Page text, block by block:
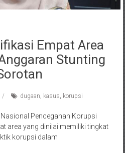
Empat Area
Stunting
dugaan, kasus, korupsi
Pencegahan Korupsi
area yang dinilai memiliki tingkat
korupsi dalam